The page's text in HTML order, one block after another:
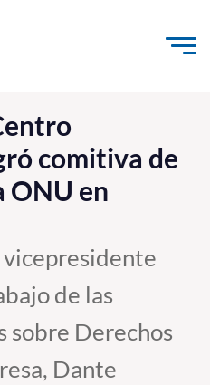
comitiva de
ONU en
vicepresidente
de las
sobre Derechos
Dante